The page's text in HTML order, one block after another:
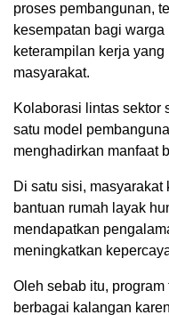
proses pembangunan,
kesempatan bagi
keterampilan kerja
masyarakat.
Kolaborasi lintas sektor
satu model
menghadirkan manfaat
Di satu sisi,
bantuan rumah layak
mendapatkan
meningkatkan
Oleh sebab itu,
berbagai kalangan